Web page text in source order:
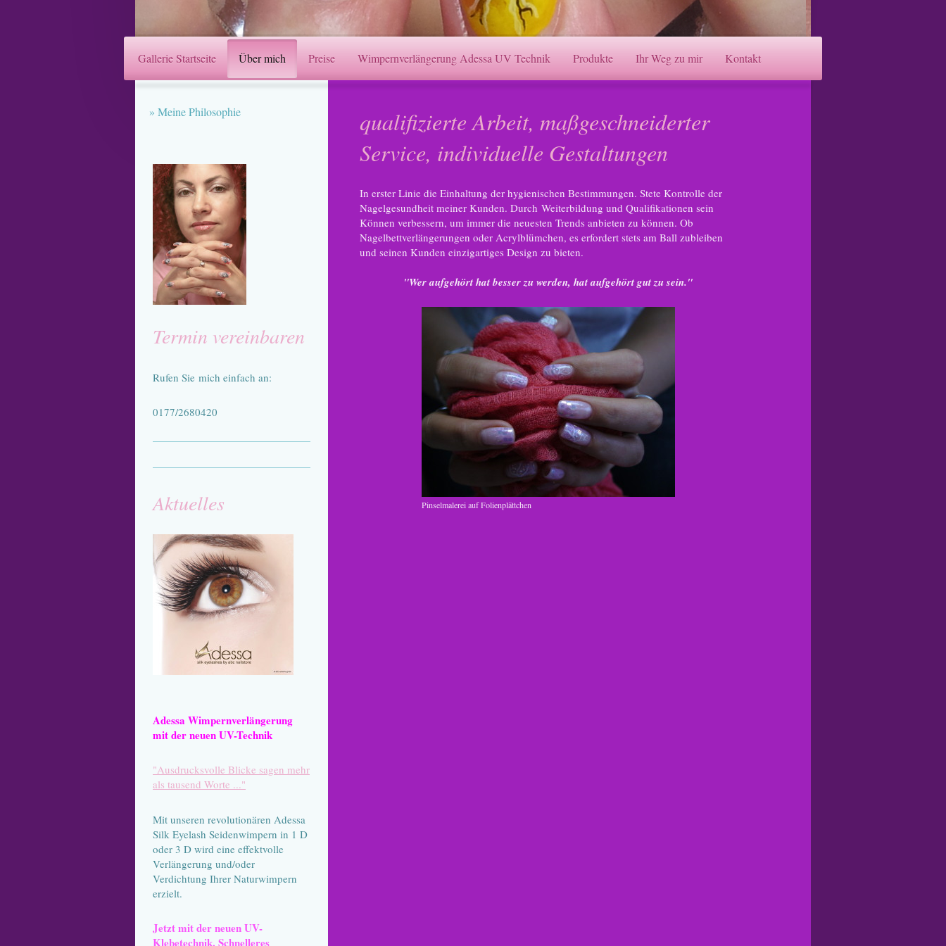
Gallerie Startseite Über mich Preise Wimpernverlängerung Adessa UV Technik Produkte Ihr Weg zu mir Kontakt
qualifizierte Arbeit, maßgeschneiderter
Service, individuelle Gestaltungen
In erster Linie die Einhaltung der hygienischen Bestimmungen. Stete Kontrolle der
Nagelgesundheit meiner Kunden. Durch Weiterbildung und Qualifikationen sein
Können verbessern, um immer die neuesten Trends anbieten zu können. Ob
Nagelbettverlängerungen oder Acrylblümchen, es erfordert stets am Ball zubleiben
und seinen Kunden einzigartiges Design zu bieten.
"Wer aufgehört hat besser zu werden, hat aufgehört gut zu sein."
Pinselmalerei auf Folienplättchen
Meine Philosophie
Termin vereinbaren
Rufen Sie mich einfach an:
0177/2680420
Aktuelles
Adessa Wimpernverlängerung
mit der neuen UV-Technik
"Ausdrucksvolle Blicke sagen mehr
als tausend Worte ..."
Mit unseren revolutionären Adessa
Silk Eyelash Seidenwimpern in 1 D
oder 3 D wird eine effektvolle
Verlängerung und/oder
Verdichtung Ihrer Naturwimpern
erzielt.
Jetzt mit der neuen UV-
Klebetechnik. Schnelleres